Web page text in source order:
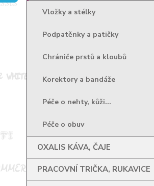
Vložky a stélky
Podpatěnky a patičky
Chrániče prstů a kloubů
Korektory a bandáže
Péče o nehty, kůži...
Péče o obuv
OXALIS KÁVA, ČAJE
PRACOVNÍ TRIČKA, RUKAVICE